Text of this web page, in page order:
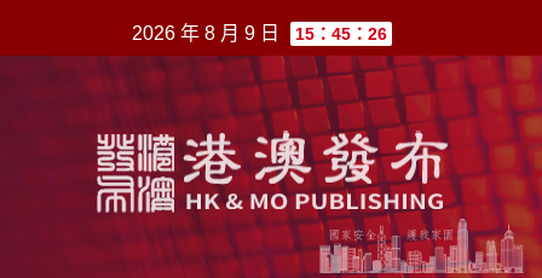
至
2026 年 8 月 9 日 15：45：26